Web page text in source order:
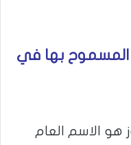
المسموح بها في
هو الاسم العام